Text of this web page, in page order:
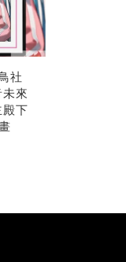
社
未來
下